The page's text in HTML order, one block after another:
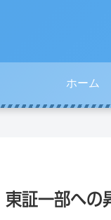
ホーム
証一部への